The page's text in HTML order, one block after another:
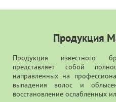
Продукция
Продукция известного
представляет собой
направленных на
выпадения волос и
восстановление ослабленных